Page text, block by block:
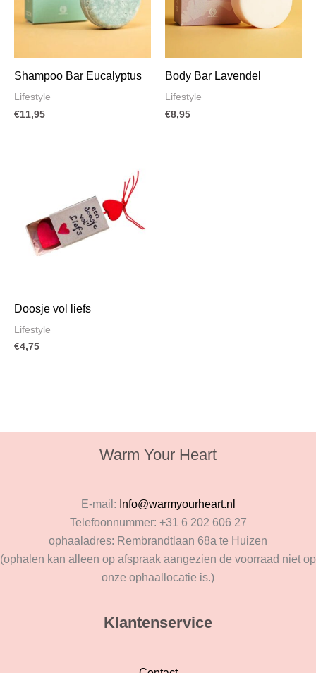
Shampoo Bar Eucalyptus
Lifestyle
€11,95
Body Bar Lavendel
Lifestyle
€8,95
Doosje vol liefs
Lifestyle
€4,75
Warm Your Heart
E-mail: Info@warmyourheart.nl
Telefoonnummer: +31 6 202 606 27
ophaaladres: Rembrandtlaan 68a te Huizen
(ophalen kan alleen op afspraak aangezien de voorraad niet op
onze ophaallocatie is.)
Klantenservice